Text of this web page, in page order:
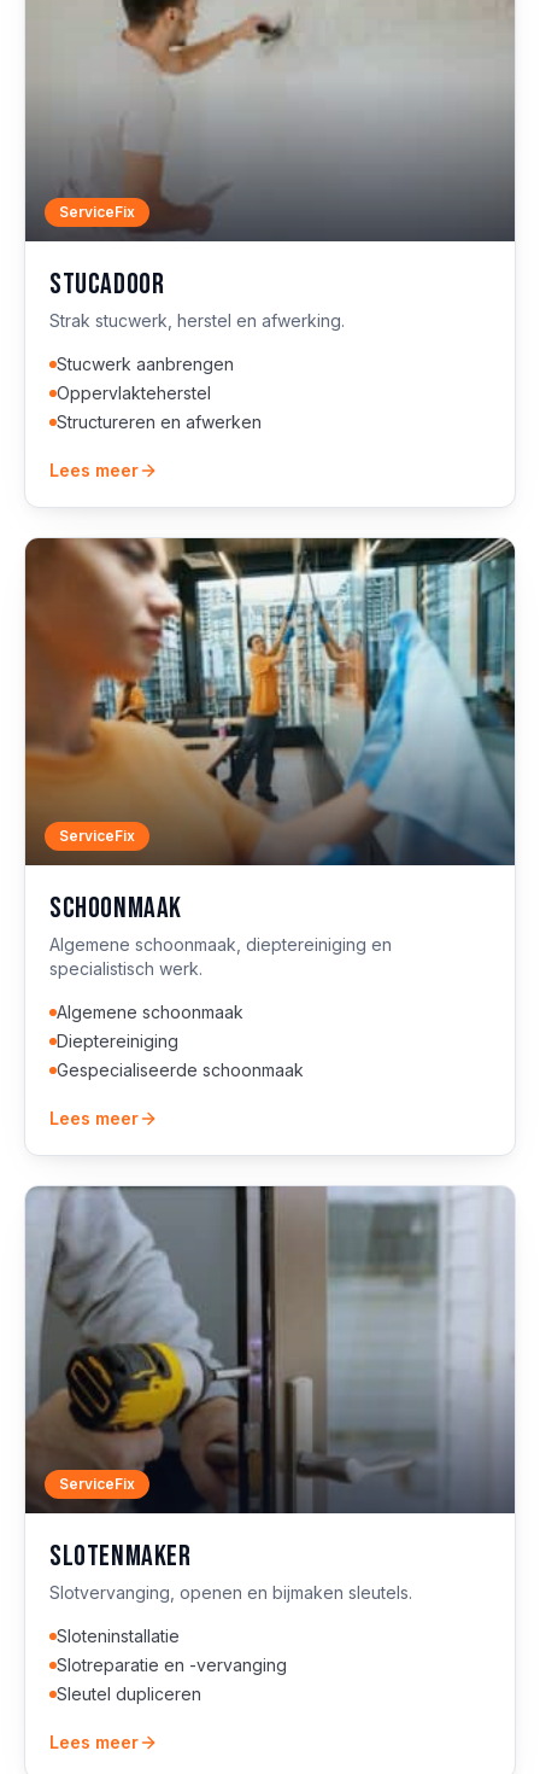
ServiceFix
Stucadoor
Strak stucwerk, herstel en afwerking.
Stucwerk aanbrengen
Oppervlakteherstel
Structureren en afwerken
Lees meer
ServiceFix
Schoonmaak
Algemene schoonmaak, dieptereiniging en
specialistisch werk.
Algemene schoonmaak
Dieptereiniging
Gespecialiseerde schoonmaak
Lees meer
ServiceFix
Slotenmaker
Slotvervanging, openen en bijmaken sleutels.
Sloteninstallatie
Slotreparatie en -vervanging
Sleutel dupliceren
Lees meer